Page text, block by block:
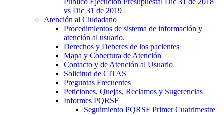
Público Ejecución Presupuestal Dic 31 de 2018
vs Dic 31 de 2019
Atención al Ciudadano
Procedimientos de sistema de información y
atención al usuario.
Derechos y Deberes de los pacientes
Mapa y Cobertura de Atención
Contacto y de Atención al Usuario
Solicitud de CITAS
Preguntas Frecuentes
Peticiones, Quejas, Reclamos y Sugerencias
Informes PQRSF
Seguimiento PQRSF Primer Cuatrimestre